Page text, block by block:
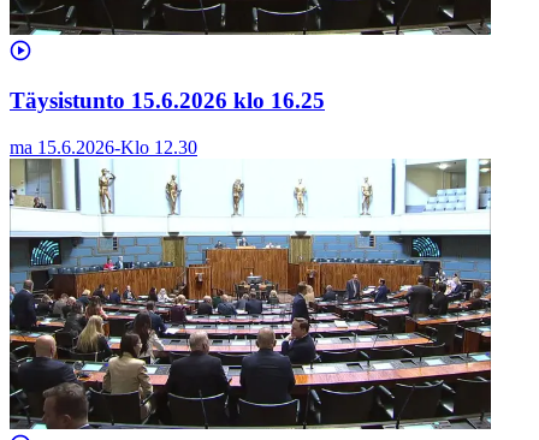
Täysistunto 15.6.2026 klo 16.25
ma 15.6.2026-Klo 12.30